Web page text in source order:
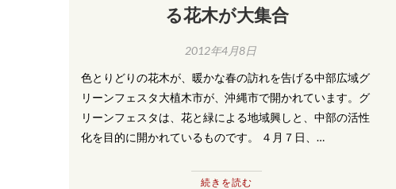
る花木が大集合
2012年4月8日
色とりどりの花木が、暖かな春の訪れを告げる中部広域グ
リーンフェスタ大植木市が、沖縄市で開かれています。グ
リーンフェスタは、花と緑による地域興しと、中部の活性
化を目的に開かれているものです。 ４月７日、…
続きを読む